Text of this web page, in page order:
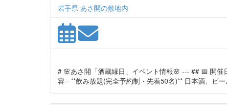
岩手県 あさ開の敷地内
# 🌸あさ開「酒蔵縁日」イベント情報🌸 --- ## 📅 開
容 - **飲み放題(完全予約制・先着50名)** 日本酒、ビ